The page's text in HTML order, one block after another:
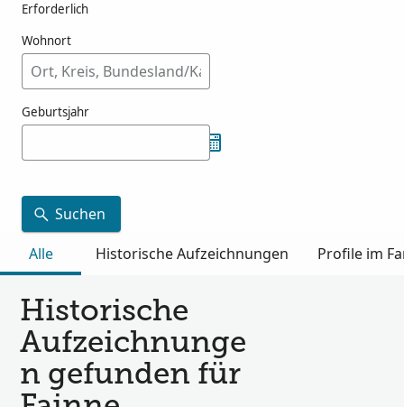
Erforderlich
Wohnort
Geburtsjahr
Suchen
Alle
Historische Aufzeichnungen Profile im
Historische
Aufzeichnunge
n gefunden für